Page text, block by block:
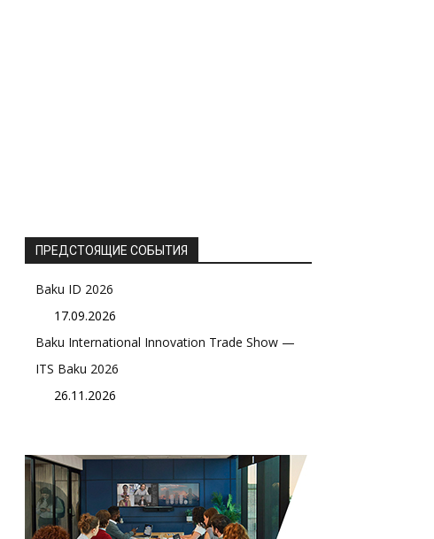
ПРЕДСТОЯЩИЕ СОБЫТИЯ
Baku ID 2026
17.09.2026
Baku International Innovation Trade Show —
ITS Baku 2026
26.11.2026